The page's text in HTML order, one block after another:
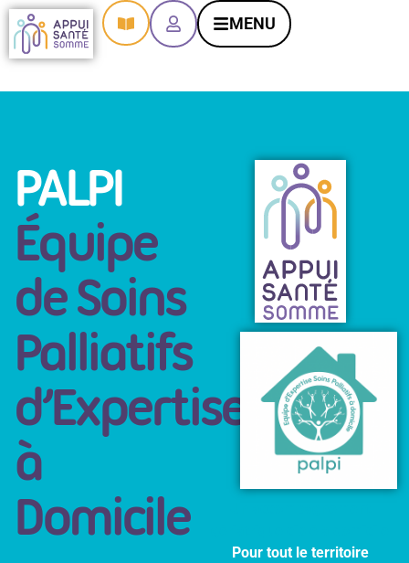
principal
MENU
PALPI
Équipe
de Soins
Palliatifs
d’Expertise
à
Domicile
Pour tout le territoire